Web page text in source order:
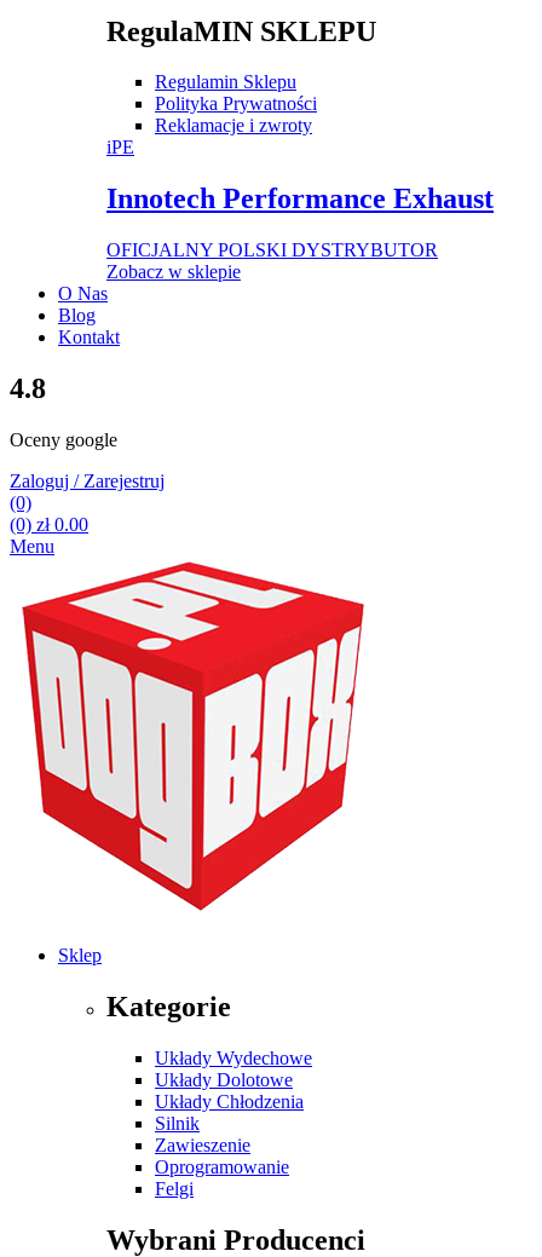
RegulaMIN SKLEPU
Regulamin Sklepu
Polityka Prywatności
Reklamacje i zwroty
iPE
Innotech Performance Exhaust
OFICJALNY POLSKI DYSTRYBUTOR
Zobacz w sklepie
O Nas
Blog
Kontakt
4.8
Oceny google
Zaloguj / Zarejestruj
(0)
(0) zł0.00
Menu
Sklep
Kategorie
Układy Wydechowe
Układy Dolotowe
Układy Chłodzenia
Silnik
Zawieszenie
Oprogramowanie
Felgi
Wybrani Producenci